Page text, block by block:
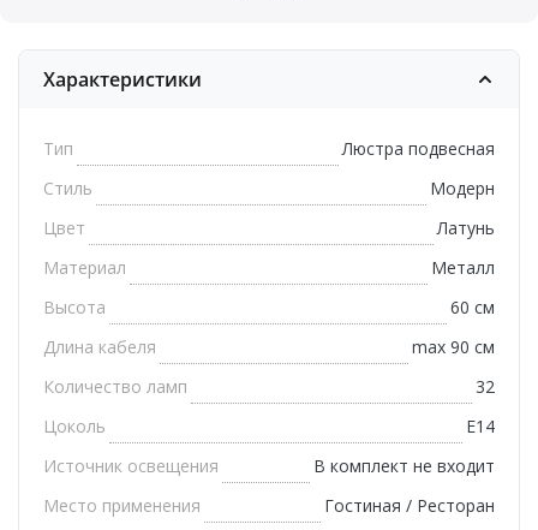
Характеристики
Тип
Люстра подвесная
Стиль
Модерн
Цвет
Латунь
Материал
Металл
Высота
60 см
Длина кабеля
max 90 см
Количество ламп
32
Цоколь
E14
Источник освещения
В комплект не входит
Место применения
Гостиная / Ресторан